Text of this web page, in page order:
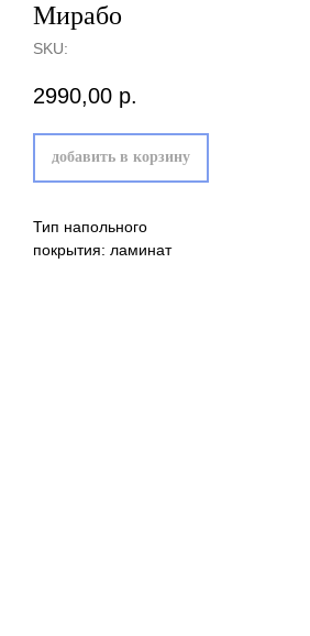
Мирабо
SKU:
2990,00 р.
добавить в корзину
Тип напольного
покрытия: ламинат